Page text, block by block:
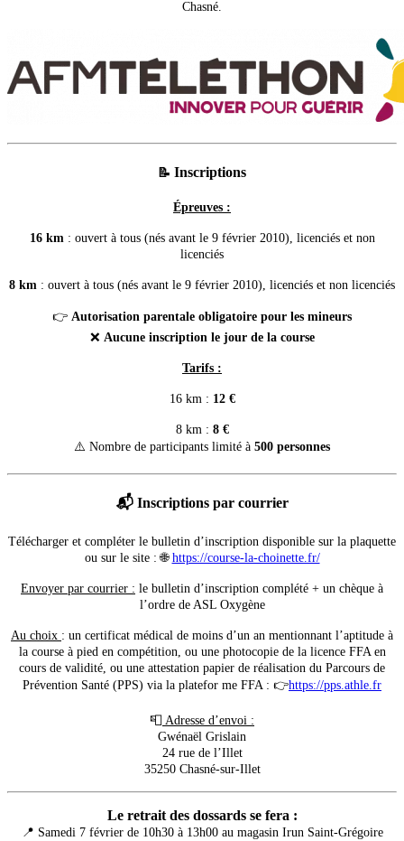
Chasné.
📝 Inscriptions
Épreuves :
16 km : ouvert à tous (nés avant le 9 février 2010), licenciés et non
licenciés
8 km : ouvert à tous (nés avant le 9 février 2010), licenciés et non licenciés
👉 Autorisation parentale obligatoire pour les mineurs
❌ Aucune inscription le jour de la course
Tarifs :
16 km : 12 €
8 km : 8 €
⚠️ Nombre de participants limité à 500 personnes
📬 Inscriptions par courrier
Télécharger et compléter le bulletin d’inscription disponible sur la plaquette
ou sur le site : 🌐 https://course-la-choinette.fr/
Envoyer par courrier : le bulletin d’inscription complété + un chèque à
l’ordre de ASL Oxygène
Au choix : un certificat médical de moins d’un an mentionnant l’aptitude à
la course à pied en compétition, ou une photocopie de la licence FFA en
cours de validité, ou une attestation papier de réalisation du Parcours de
Prévention Santé (PPS) via la platefor me FFA : 👉https://pps.athle.fr
📮 Adresse d’envoi :
Gwénaël Grislain
24 rue de l’Illet
35250 Chasné-sur-Illet
Le retrait des dossards se fera :
📍 Samedi 7 février de 10h30 à 13h00 au magasin Irun Saint-Grégoire